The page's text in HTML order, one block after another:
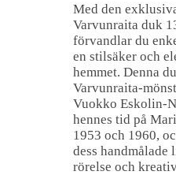
Med den
Varvunraita duk
förvandlar du
en stilsäker och
hemmet. Denna
Varvunraita-
Vuokko Eskolin-
hennes tid på
1953 och 1960,
dess
rörelse och